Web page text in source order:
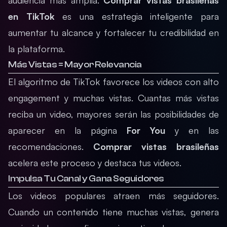
en TikTok es una estrategia inteligente para
aumentar tu alcance y fortalecer tu credibilidad en
la plataforma.
Más Vistas = Mayor Relevancia
El algoritmo de TikTok favorece los videos con alto
engagement y muchas vistas. Cuantas más vistas
reciba un video, mayores serán las posibilidades de
aparecer en la página For You y en las
recomendaciones. Comprar vistas brasileñas
acelera este proceso y destaca tus videos.
Impulsa Tu Canal y Gana Seguidores
Los videos populares atraen más seguidores.
Cuando un contenido tiene muchas vistas, genera